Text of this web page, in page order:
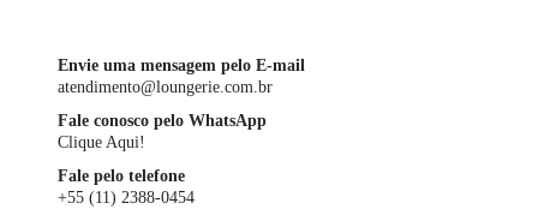
Envie uma mensagem pelo E-mail
atendimento@loungerie.com.br
Fale conosco pelo WhatsApp
Clique Aqui!
Fale pelo telefone
+55 (11) 2388-0454